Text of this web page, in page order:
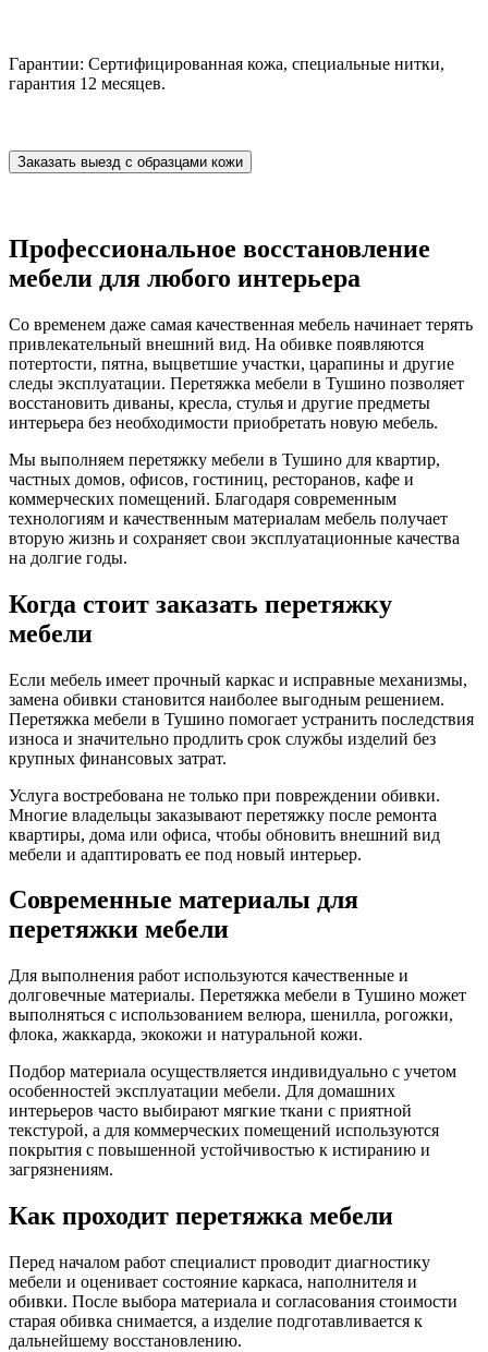
Гарантии: Сертифицированная кожа, специальные нитки,
гарантия 12 месяцев.
Заказать выезд с образцами кожи
Профессиональное восстановление
мебели для любого интерьера
Со временем даже самая качественная мебель начинает терять
привлекательный внешний вид. На обивке появляются
потертости, пятна, выцветшие участки, царапины и другие
следы эксплуатации. Перетяжка мебели в Тушино позволяет
восстановить диваны, кресла, стулья и другие предметы
интерьера без необходимости приобретать новую мебель.
Мы выполняем перетяжку мебели в Тушино для квартир,
частных домов, офисов, гостиниц, ресторанов, кафе и
коммерческих помещений. Благодаря современным
технологиям и качественным материалам мебель получает
вторую жизнь и сохраняет свои эксплуатационные качества
на долгие годы.
Когда стоит заказать перетяжку
мебели
Если мебель имеет прочный каркас и исправные механизмы,
замена обивки становится наиболее выгодным решением.
Перетяжка мебели в Тушино помогает устранить последствия
износа и значительно продлить срок службы изделий без
крупных финансовых затрат.
Услуга востребована не только при повреждении обивки.
Многие владельцы заказывают перетяжку после ремонта
квартиры, дома или офиса, чтобы обновить внешний вид
мебели и адаптировать ее под новый интерьер.
Современные материалы для
перетяжки мебели
Для выполнения работ используются качественные и
долговечные материалы. Перетяжка мебели в Тушино может
выполняться с использованием велюра, шенилла, рогожки,
флока, жаккарда, экокожи и натуральной кожи.
Подбор материала осуществляется индивидуально с учетом
особенностей эксплуатации мебели. Для домашних
интерьеров часто выбирают мягкие ткани с приятной
текстурой, а для коммерческих помещений используются
покрытия с повышенной устойчивостью к истиранию и
загрязнениям.
Как проходит перетяжка мебели
Перед началом работ специалист проводит диагностику
мебели и оценивает состояние каркаса, наполнителя и
обивки. После выбора материала и согласования стоимости
старая обивка снимается, а изделие подготавливается к
дальнейшему восстановлению.